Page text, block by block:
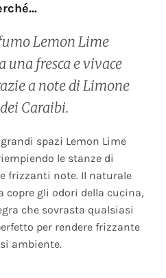
Lemon Lime
una fresca e vivace
a note di Limone
Caraibi.
spazi Lemon Lime
le stanze di
frizzanti note. Il naturale
copre gli odori della cucina,
che sovrasta qualsiasi
per rendere frizzante
ambiente.